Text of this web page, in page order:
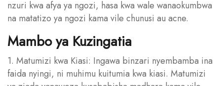
nzuri kwa afya ya ngozi, hasa kwa wale wanaokumbwa
na matatizo ya ngozi kama vile chunusi au acne.
Mambo ya Kuzingatia
1. Matumizi kwa Kiasi: Ingawa binzari nyembamba ina
faida nyingi, ni muhimu kuitumia kwa kiasi. Matumizi